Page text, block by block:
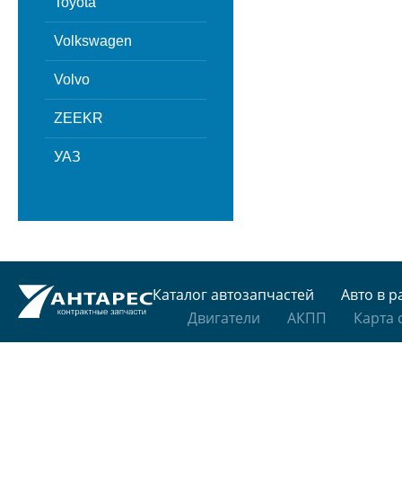
Volkswagen
Volvo
ZEEKR
УАЗ
Каталог автозапчастей
Авто в
Двигатели
АКПП Карта